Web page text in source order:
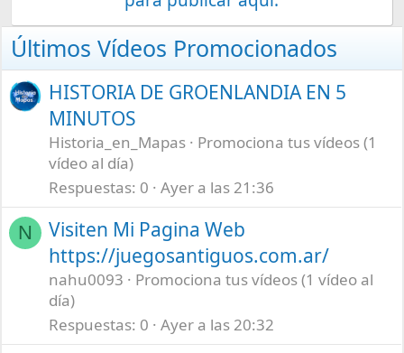
Últimos Vídeos Promocionados
HISTORIA DE GROENLANDIA EN 5
MINUTOS
Historia_en_Mapas
Promociona tus vídeos (1
vídeo al día)
Respuestas 0 Ayer a las 21:36
N
Visiten Mi Pagina Web
https://juegosantiguos.com.ar/
nahu0093
Promociona tus vídeos (1 vídeo al
día)
Respuestas 0 Ayer a las 20:32